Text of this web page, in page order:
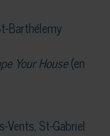
Barthélemy
Your House(en
Vents, St-Gabriel